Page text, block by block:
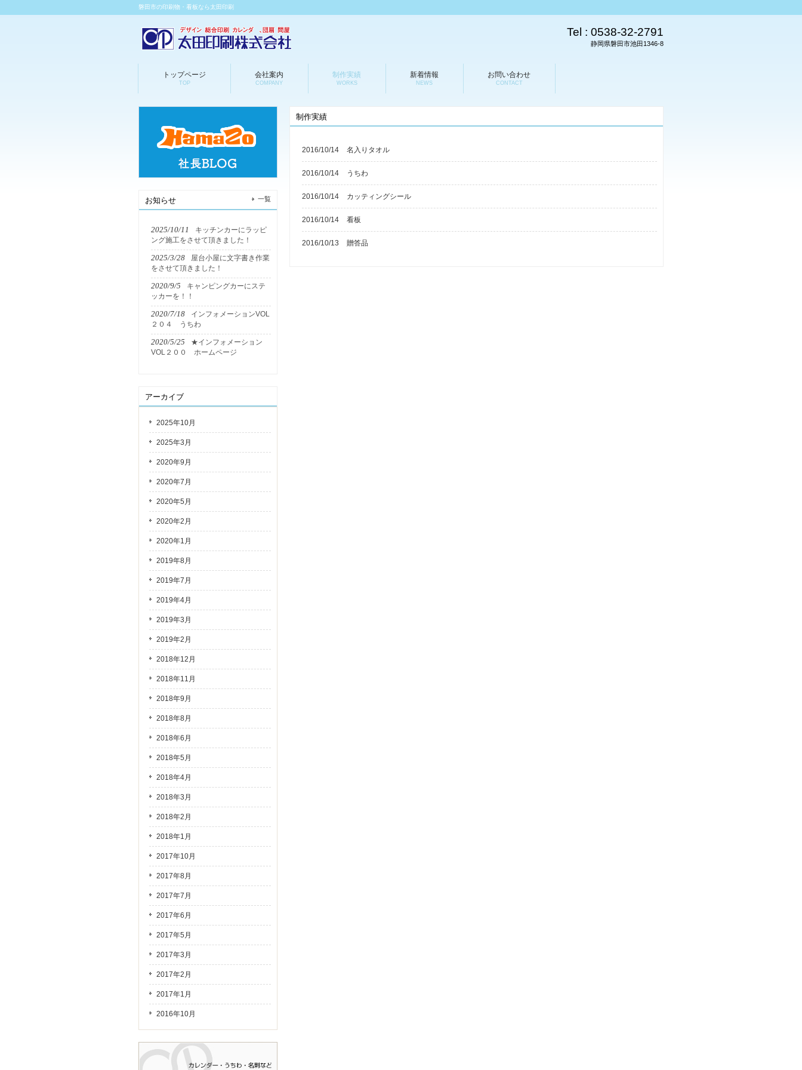
磐田市の印刷物・看板なら太田印刷
Tel : 0538-32-2791
静岡県磐田市池田1346-8
トップページ
TOP
会社案内
COMPANY
制作実績
WORKS
新着情報
NEWS
お問い合わせ
CONTACT
制作実績
2016/10/14 名入りタオル
2016/10/14 うちわ
2016/10/14 カッティングシール
2016/10/14 看板
2016/10/13 贈答品
お知らせ 一覧
2025/10/11
キッチンカーにラッピ
ング施工をさせて頂きました！
2025/3/28
屋台小屋に文字書き作業
をさせて頂きました！
2020/9/5
キャンピングカーにステ
ッカーを！！
2020/7/18
インフォメーションVOL
２０４ うちわ
2020/5/25
★インフォメーション
VOL２００ ホームページ
アーカイブ
2025年10月
2025年3月
2020年9月
2020年7月
2020年5月
2020年2月
2020年1月
2019年8月
2019年7月
2019年4月
2019年3月
2019年2月
2018年12月
2018年11月
2018年9月
2018年8月
2018年6月
2018年5月
2018年4月
2018年3月
2018年2月
2018年1月
2017年10月
2017年8月
2017年7月
2017年6月
2017年5月
2017年3月
2017年2月
2017年1月
2016年10月